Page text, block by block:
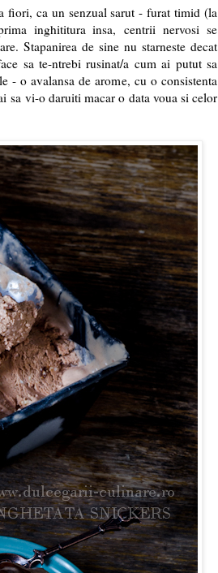
fiori, ca un senzual sarut - furat timid (la
inghititura insa, centrii nervosi se
Stapanirea de sine nu starneste decat
sa te-ntrebi rusinat/a cum ai putut sa
- o avalansa de arome, cu o consistenta
sa vi-o daruiti macar o data voua si celor